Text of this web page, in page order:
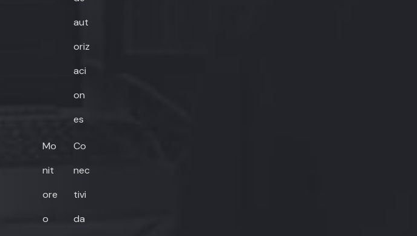
aut
oriz
aci
on
es
Mo
nit
ore
o
Co
nec
tivi
da